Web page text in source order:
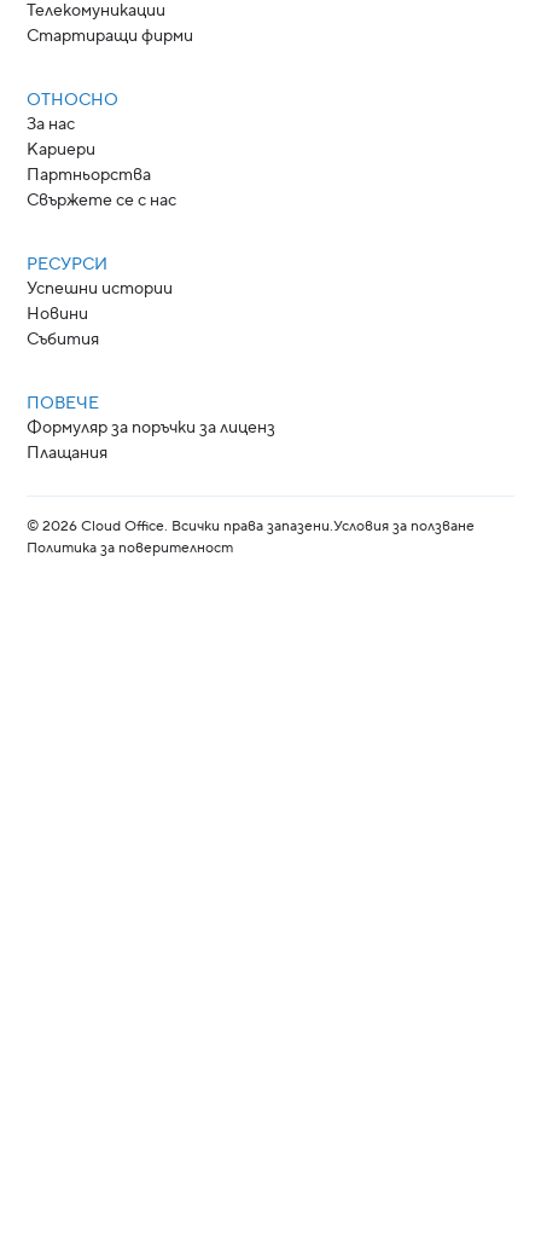
Телекомуникации
Стартиращи фирми
ОТНОСНО
За нас
Кариери
Партньорства
Свържете се с нас
РЕСУРСИ
Успешни истории
Новини
Събития
ПОВЕЧЕ
Формуляр за поръчки за лиценз
Плащания
©2026 Cloud Office. Всички права запазени.Условия за ползване
Политика за поверителност